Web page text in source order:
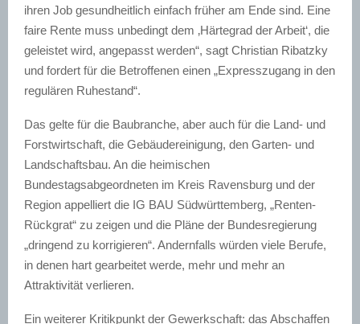
ihren Job gesundheitlich einfach früher am Ende sind. Eine
faire Rente muss unbedingt dem ‚Härtegrad der Arbeit‘, die
geleistet wird, angepasst werden“, sagt Christian Ribatzky
und fordert für die Betroffenen einen „Expresszugang in den
regulären Ruhestand“.
Das gelte für die Baubranche, aber auch für die Land- und
Forstwirtschaft, die Gebäudereinigung, den Garten- und
Landschaftsbau. An die heimischen
Bundestagsabgeordneten im Kreis Ravensburg und der
Region appelliert die IG BAU Südwürttemberg, „Renten-
Rückgrat“ zu zeigen und die Pläne der Bundesregierung
„dringend zu korrigieren“. Andernfalls würden viele Berufe,
in denen hart gearbeitet werde, mehr und mehr an
Attraktivität verlieren.
Ein weiterer Kritikpunkt der Gewerkschaft: das Abschaffen